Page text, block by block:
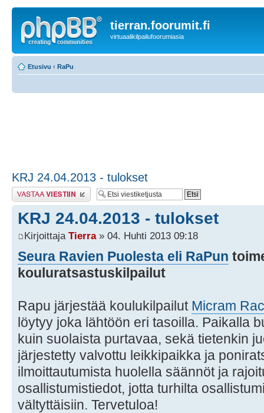
tierran.foorumit.fi
virtuaalikilpailufoorumiasia
Etusivu ‹ RaPu
KRJ 24.04.2013 - tulokset
Lähetä vastaus
KRJ 24.04.2013 - tulokset
Kirjoittaja Tierra» 04. Huhti 2013 09:18
Seura Ravien Puolesta eli RaPun
kouluratsastuskilpailut
Rapu järjestää koulukilpailut Micram
löytyy joka lähtöön eri tasoilla. Paikalla
kuin suolaista purtavaa, sekä tietenkin
järjestetty valvottu leikkipaikka ja
ilmoittautumista huolella säännöt ja
osallistumistiedot, jotta turhilta
vältyttäisiin. Tervetuloa!